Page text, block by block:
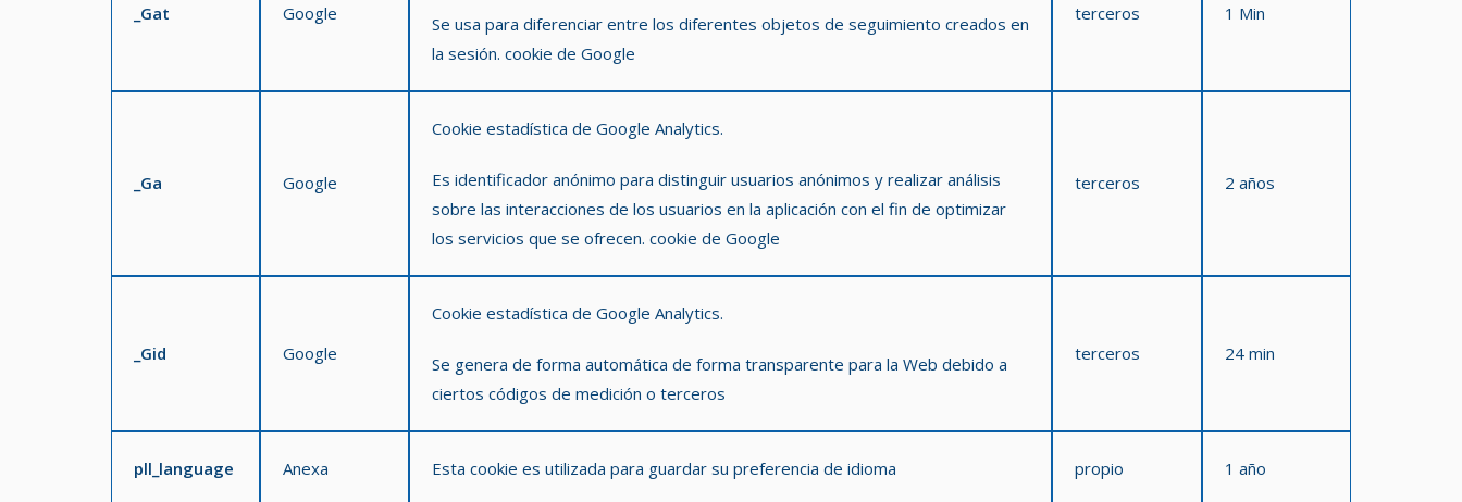
_Gat Google
Se usa para diferenciar entre los diferentes objetos de seguimiento creados en
la sesión. cookie de Google
terceros 1 Min
_Ga Google
Cookie estadística de Google Analytics.
Es identificador anónimo para distinguir usuarios anónimos y realizar análisis
sobre las interacciones de los usuarios en la aplicación con el fin de optimizar
los servicios que se ofrecen. cookie de Google
terceros 2 años
_Gid Google
Cookie estadística de Google Analytics.
Se genera de forma automática de forma transparente para la Web debido a
ciertos códigos de medición o terceros
terceros 24 min
pll_language Anexa Esta cookie es utilizada para guardar su preferencia de idioma propio 1 año